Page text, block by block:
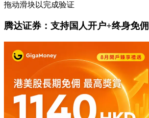
拖动滑块以完成验证
腾达证券：支持国人开户+终身免佣